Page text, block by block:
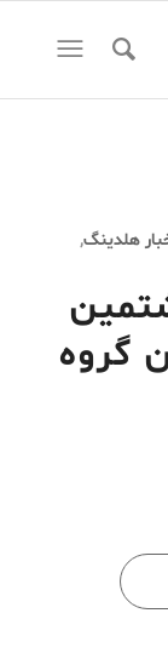
هلدینگ,
گروه